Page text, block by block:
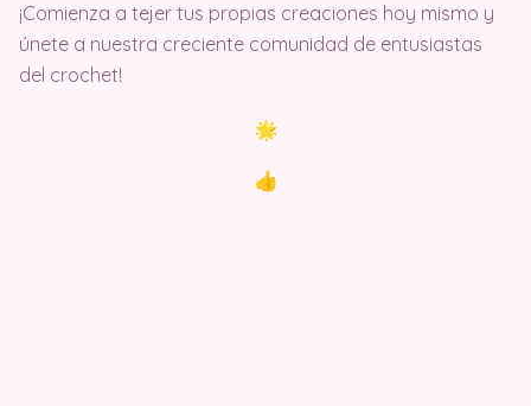
¡Comienza a tejer tus propias creaciones hoy mismo y
únete a nuestra creciente comunidad de entusiastas
del crochet!